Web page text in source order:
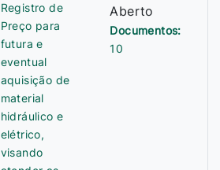
Registro de
Preço para
futura e
eventual
aquisição de
material
hidráulico e
elétrico,
visando
Aberto
Documentos:
10